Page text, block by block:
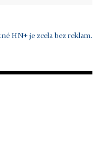
HN+ je zcela bez reklam.